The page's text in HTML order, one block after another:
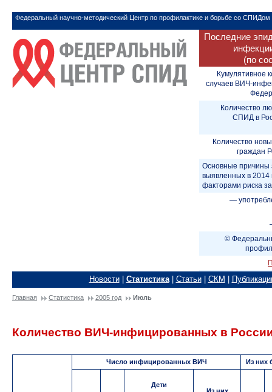
Федеральный научно-методический Центр по профилактике и борьбе со СПИДом
Последние
(по
Кумулятивное
случаев ВИЧ-
Количество
СПИД в
Количество
граждан
Основные причины
выявленных в 2014
факторами риска
—
©
Новости| Статистика| Статьи| СКМ
Главная Статистика 2005 год Июль
Количество ВИЧ-инфицированных в России
Число инфицированных ВИЧ Из них
Дети